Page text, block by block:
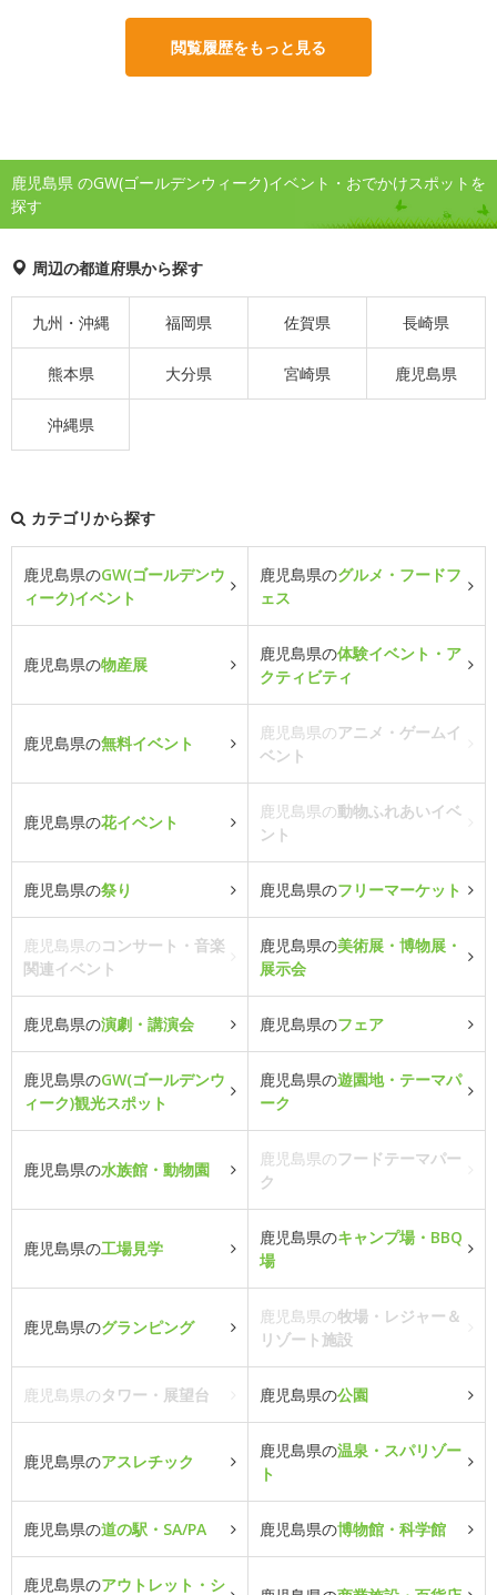
閲覧履歴をもっと見る
鹿児島県 のGW(ゴールデンウィーク)イベント・おでかけスポットを
探す
周辺の都道府県から探す
九州・沖縄 福岡県 佐賀県 長崎県
熊本県 大分県 宮崎県 鹿児島県
沖縄県
カテゴリから探す
鹿児島県のGW(ゴールデンウ
ィーク)イベント
鹿児島県のグルメ・フードフ
ェス
鹿児島県の物産展
鹿児島県の体験イベント・ア
クティビティ
鹿児島県の無料イベント
鹿児島県のアニメ・ゲームイ
ベント
鹿児島県の花イベント
鹿児島県の動物ふれあいイベ
ント
鹿児島県の祭り 鹿児島県のフリーマーケット
鹿児島県のコンサート・音楽
関連イベント
鹿児島県の美術展・博物展・
展示会
鹿児島県の演劇・講演会 鹿児島県のフェア
鹿児島県のGW(ゴールデンウ
ィーク)観光スポット
鹿児島県の遊園地・テーマパ
ーク
鹿児島県の水族館・動物園
鹿児島県のフードテーマパー
ク
鹿児島県の工場見学
鹿児島県のキャンプ場・BBQ
場
鹿児島県のグランピング
鹿児島県の牧場・レジャー＆
リゾート施設
鹿児島県のタワー・展望台 鹿児島県の公園
鹿児島県のアスレチック
鹿児島県の温泉・スパリゾー
ト
鹿児島県の道の駅・SA/PA 鹿児島県の博物館・科学館
鹿児島県のアウトレット・シ